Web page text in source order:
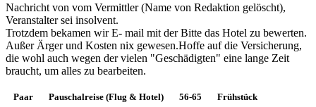
Nachricht von vom Vermittler (Name von Redaktion gelöscht),
Veranstalter sei insolvent.
Trotzdem bekamen wir E- mail mit der Bitte das Hotel zu bewerten.
Außer Ärger und Kosten nix gewesen.Hoffe auf die Versicherung,
die wohl auch wegen der vielen "Geschädigten" eine lange Zeit
braucht, um alles zu bearbeiten.
Paar Pauschalreise (Flug & Hotel) 56-65
Frühstück